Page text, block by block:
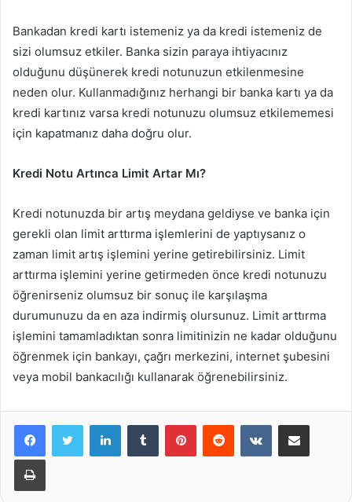
Bankadan kredi kartı istemeniz ya da kredi istemeniz de
sizi olumsuz etkiler. Banka sizin paraya ihtiyacınız
olduğunu düşünerek kredi notunuzun etkilenmesine
neden olur. Kullanmadığınız herhangi bir banka kartı ya da
kredi kartınız varsa kredi notunuzu olumsuz etkilememesi
için kapatmanız daha doğru olur.
Kredi Notu Artınca Limit Artar Mı?
Kredi notunuzda bir artış meydana geldiyse ve banka için
gerekli olan limit arttırma işlemlerini de yaptıysanız o
zaman limit artış işlemini yerine getirebilirsiniz. Limit
arttırma işlemini yerine getirmeden önce kredi notunuzu
öğrenirseniz olumsuz bir sonuç ile karşılaşma
durumunuzu da en aza indirmiş olursunuz. Limit arttırma
işlemini tamamladıktan sonra limitinizin ne kadar olduğunu
öğrenmek için bankayı, çağrı merkezini, internet şubesini
veya mobil bankacılığı kullanarak öğrenebilirsiniz.
LinkedInTumblr PinterestReddit VKontakteE-Posta ile paylaş
Yazdır